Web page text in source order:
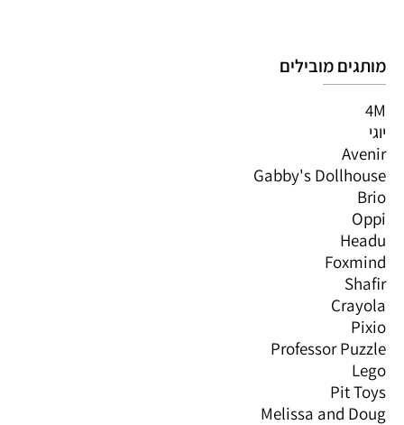
מותגים מובילים
4M
יוגי
Avenir
Gabby's Dollhouse
Brio
Oppi
Headu
Foxmind
Shafir
Crayola
Pixio
Professor Puzzle
Lego
Pit Toys
Melissa and Doug